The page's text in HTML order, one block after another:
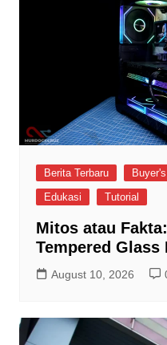
Berita Terbaru
Edukasi
Tutorial
Mitos atau
Tempered Glass
August 10, 2026